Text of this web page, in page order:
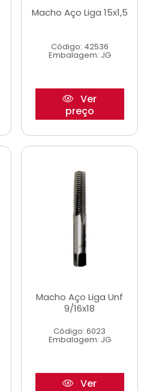
Macho Aço Liga 15x1,5
Código: 42536
Embalagem: JG
Ver
preço
Macho Aço Liga Unf
9/16x18
Código: 6023
Embalagem: JG
Ver